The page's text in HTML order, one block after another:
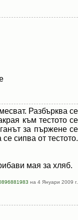
Разбърква се
към тестото се
за пържене се
сипва от тестото.
мая за хляб.
на 4 Януари 2009 г.